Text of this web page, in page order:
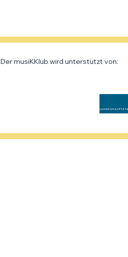
Der musiKKlub wird unterstützt von: